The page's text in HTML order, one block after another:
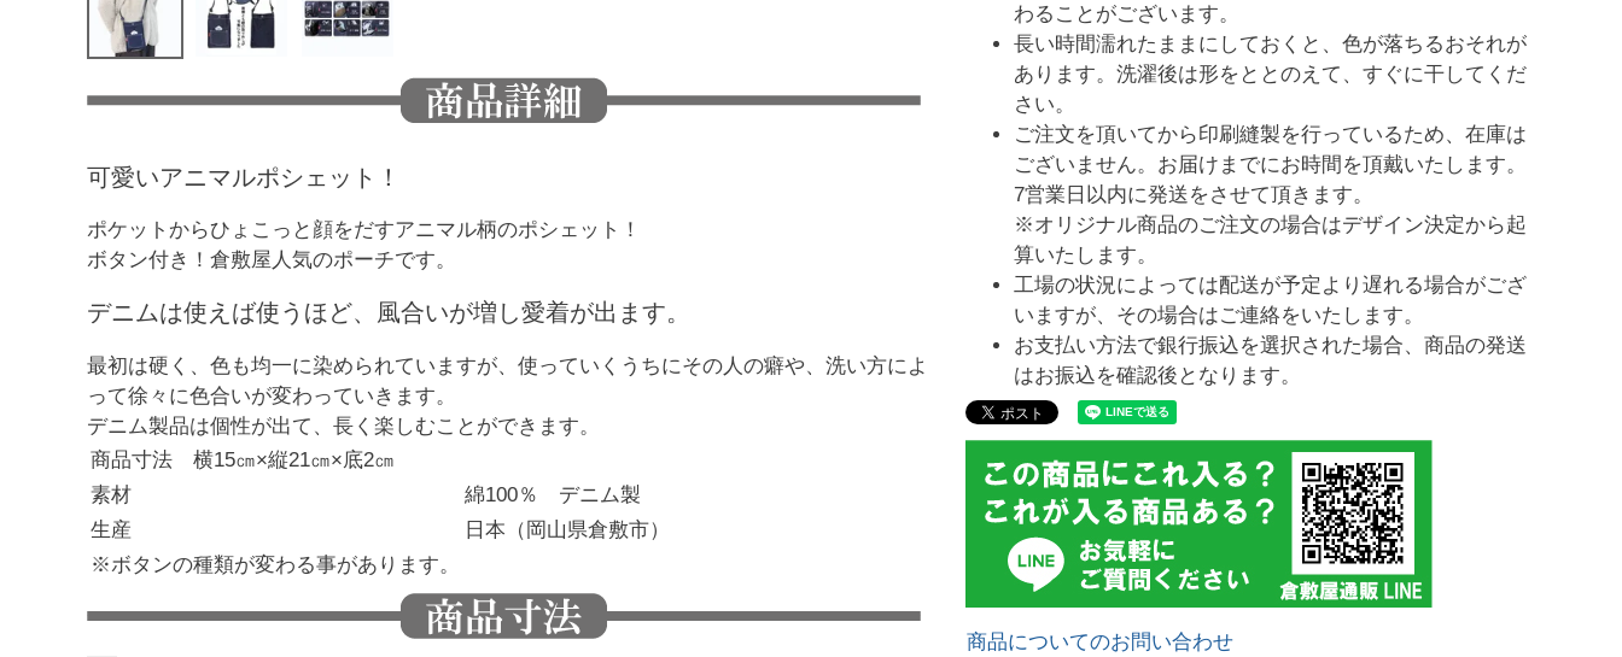
可愛いアニマルポシェット！
ポケットからひょこっと顔をだすアニマル柄のポシェット！
ボタン付き！倉敷屋人気のポーチです。
デニムは使えば使うほど、風合いが増し愛着が出ます。
最初は硬く、色も均一に染められていますが、使っていくうちにその人の癖や、洗い方によ
って徐々に色合いが変わっていきます。
デニム製品は個性が出て、長く楽しむことができます。
商品寸法 横15㎝×縦21㎝×底2㎝
素材
綿100％ デニム製
生産
日本（岡山県倉敷市）
※ボタンの種類が変わる事があります。
わることがございます。
長い時間濡れたままにしておくと、色が落ちるおそれが
あります。洗濯後は形をととのえて、すぐに干してくだ
さい。
ご注文を頂いてから印刷縫製を行っているため、在庫は
ございません。お届けまでにお時間を頂戴いたします。
7営業日以内に発送をさせて頂きます。
※オリジナル商品のご注文の場合はデザイン決定から起
算いたします。
工場の状況によっては配送が予定より遅れる場合がござ
いますが、その場合はご連絡をいたします。
お支払い方法で銀行振込を選択された場合、商品の発送
はお振込を確認後となります。
商品についてのお問い合わせ